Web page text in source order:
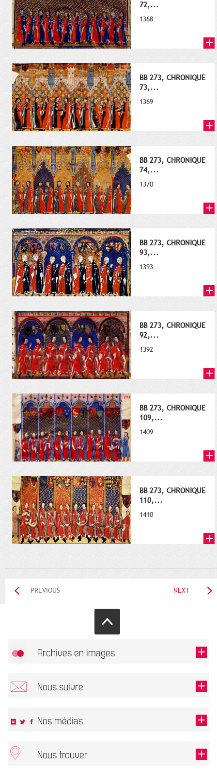
72,...
1368
BB 273, CHRONIQUE
73,...
1369
BB 273, CHRONIQUE
74,...
1370
BB 273, CHRONIQUE
93,...
1393
BB 273, CHRONIQUE
92,...
1392
BB 273, CHRONIQUE
109,...
1409
BB 273, CHRONIQUE
110,...
1410
PREVIOUS NEXT
Archives en images
Nous suivre
This field is required.
Nos médias
Nous trouver